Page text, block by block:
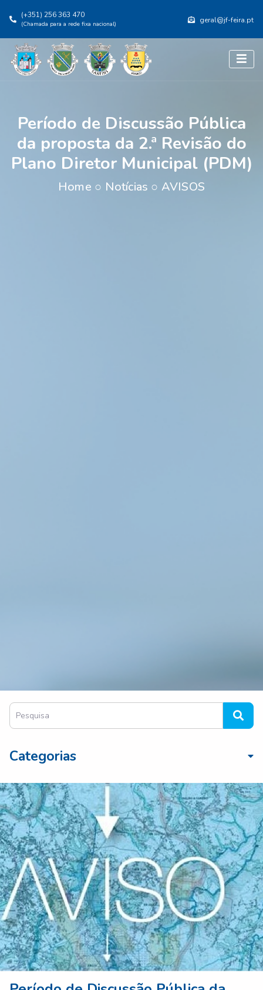
(+351) 256 363 470
(Chamada para a rede fixa nacional) geral@jf-feira.pt
Período de Discussão Pública
da proposta da 2.ª Revisão do
Plano Diretor Municipal (PDM)
Home ○ Notícias ○ AVISOS
Categorias